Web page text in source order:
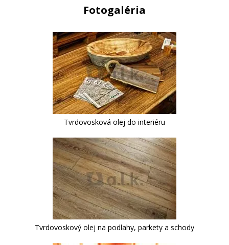
Fotogaléria
Tvrdovosková olej do interiéru
Tvrdovoskový olej na podlahy, parkety a schody